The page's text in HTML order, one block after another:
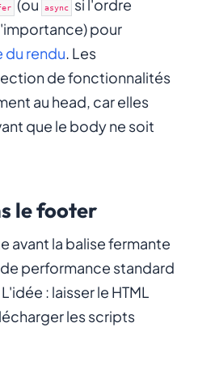
(ou async
si l'ordre
pour
rendu. Les
de fonctionnalités
au head, car elles
que le body ne soit
le footer
avant la balise fermante
performance standard
: laisser le HTML
les scripts